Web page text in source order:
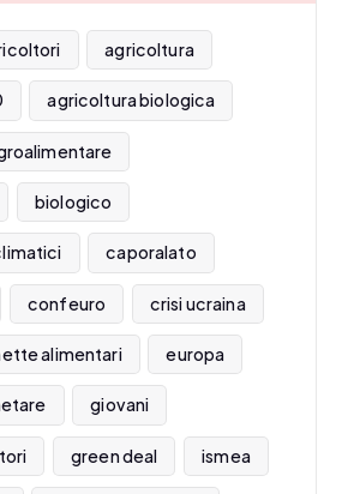
agricoltura
agricoltura biologica
biologico
caporalato
confeuro crisi ucraina
alimentari europa
giovani
green deal ismea